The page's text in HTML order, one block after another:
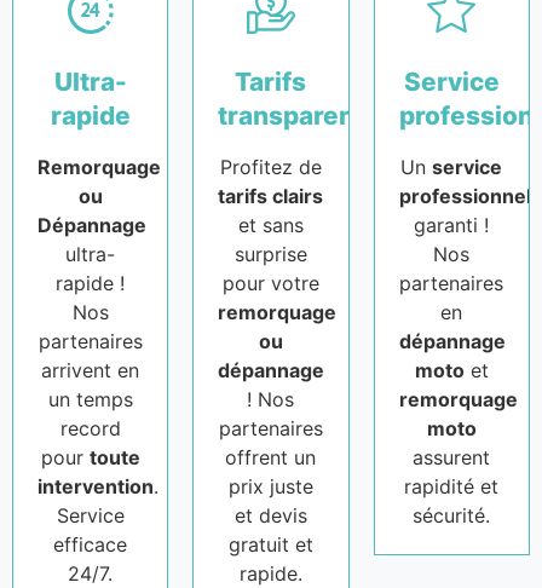
Ultra-
rapide
Remorquage
ou
Dépannage
ultra-
rapide !
Nos
partenaires
arrivent en
un temps
record
pour toute
intervention.
Service
efficace
24/7.
Tarifs
transparents
Profitez de
tarifs clairs
et sans
surprise
pour votre
remorquage
ou
dépannage
! Nos
partenaires
offrent un
prix juste
et devis
gratuit et
rapide.
Service
Unservice
professionnel
garanti !
Nos
partenaires
en
dépannage
motoet
remorquage
moto
assurent
rapidité et
sécurité.